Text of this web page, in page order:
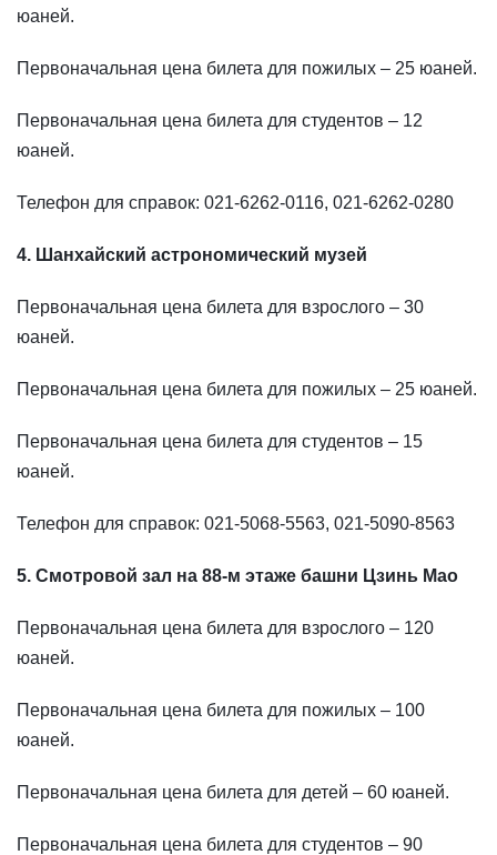
юаней.
Первоначальная цена билета для пожилых – 25 юаней.
Первоначальная цена билета для студентов – 12
юаней.
Телефон для справок: 021-6262-0116, 021-6262-0280
4. Шанхайский астрономический музей
Первоначальная цена билета для взрослого – 30
юаней.
Первоначальная цена билета для пожилых – 25 юаней.
Первоначальная цена билета для студентов – 15
юаней.
Телефон для справок: 021-5068-5563, 021-5090-8563
5. Смотровой зал на 88-м этаже башни Цзинь Мао
Первоначальная цена билета для взрослого – 120
юаней.
Первоначальная цена билета для пожилых – 100
юаней.
Первоначальная цена билета для детей – 60 юаней.
Первоначальная цена билета для студентов – 90